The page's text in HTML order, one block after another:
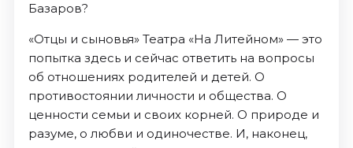
Базаров?
«Отцы и сыновья» Театра «На Литейном» — это
попытка здесь и сейчас ответить на вопросы
об отношениях родителей и детей. О
противостоянии личности и общества. О
ценности семьи и своих корней. О природе и
разуме, о любви и одиночестве. И, наконец,